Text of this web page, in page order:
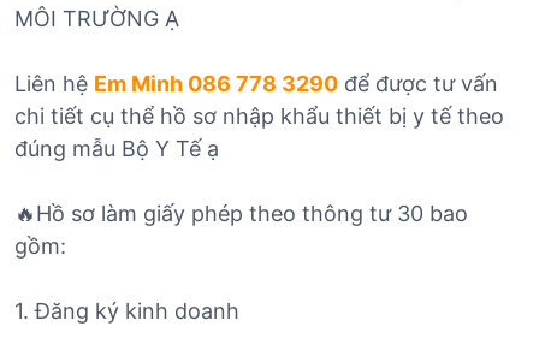
MÔI TRƯỜNG Ạ
Liên hệ Em Minh 086 778 3290 để được tư vấn
chi tiết cụ thể hồ sơ nhập khẩu thiết bị y tế theo
đúng mẫu Bộ Y Tế ạ
🔥Hồ sơ làm giấy phép theo thông tư 30 bao
gồm:
1. Đăng ký kinh doanh